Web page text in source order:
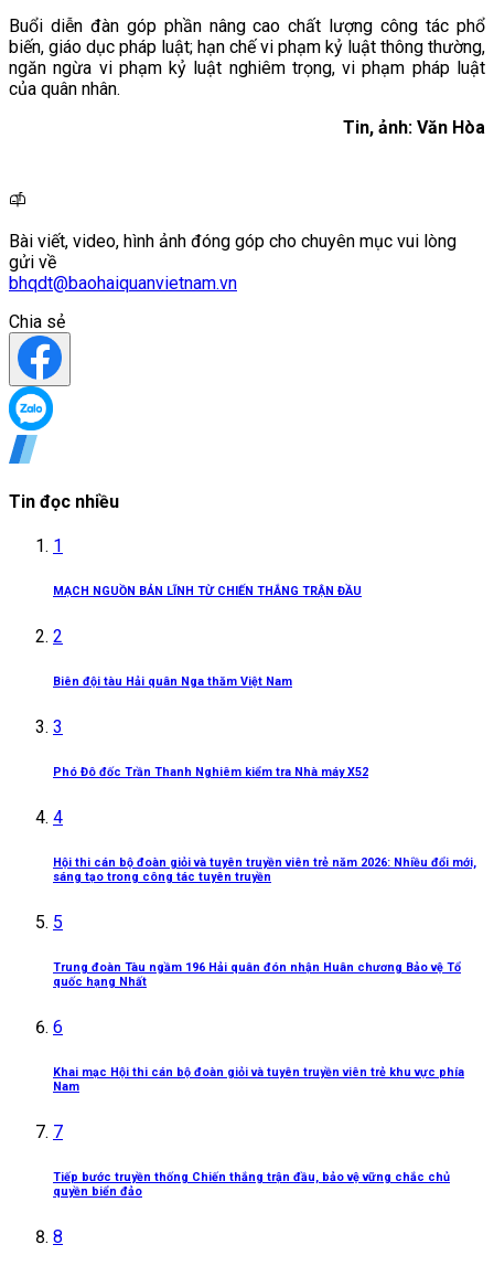
Buổi diễn đàn góp phần nâng cao chất lượng công tác phổ
biến, giáo dục pháp luật; hạn chế vi phạm kỷ luật thông thường,
ngăn ngừa vi phạm kỷ luật nghiêm trọng, vi phạm pháp luật
của quân nhân.
Tin, ảnh: Văn Hòa
Bài viết, video, hình ảnh đóng góp cho chuyên mục vui lòng
gửi về
bhqdt@baohaiquanvietnam.vn
Chia sẻ
Tin đọc nhiều
1
MẠCH NGUỒN BẢN LĨNH TỪ CHIẾN THẮNG TRẬN ĐẦU
2
Biên đội tàu Hải quân Nga thăm Việt Nam
3
Phó Đô đốc Trần Thanh Nghiêm kiểm tra Nhà máy X52
4
Hội thi cán bộ đoàn giỏi và tuyên truyền viên trẻ năm 2026: Nhiều đổi mới,
sáng tạo trong công tác tuyên truyền
5
Trung đoàn Tàu ngầm 196 Hải quân đón nhận Huân chương Bảo vệ Tổ
quốc hạng Nhất
6
Khai mạc Hội thi cán bộ đoàn giỏi và tuyên truyền viên trẻ khu vực phía
Nam
7
Tiếp bước truyền thống Chiến thắng trận đầu, bảo vệ vững chắc chủ
quyền biển đảo
8